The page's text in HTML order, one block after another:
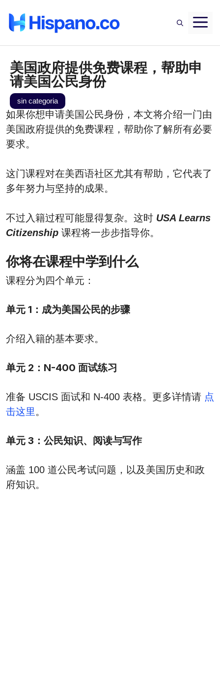
美国政府提供免费课程，帮助申
请美国公民身份
sin categoria
如果你想申请美国公民身份，本文将介绍一门由
美国政府提供的免费课程，帮助你了解所有必要
要求。
这门课程对在美西语社区尤其有帮助，它代表了
多年努力与坚持的成果。
不过入籍过程可能显得复杂。这时 USA Learns
Citizenship 课程将一步步指导你。
你将在课程中学到什么
课程分为四个单元：
单元 1：成为美国公民的步骤
介绍入籍的基本要求。
单元 2：N-400 面试练习
准备 USCIS 面试和 N-400 表格。更多详情请 点
击这里。
单元 3：公民知识、阅读与写作
涵盖 100 道公民考试问题，以及美国历史和政
府知识。